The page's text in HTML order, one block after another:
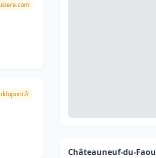
Châteauneuf-du-Faou